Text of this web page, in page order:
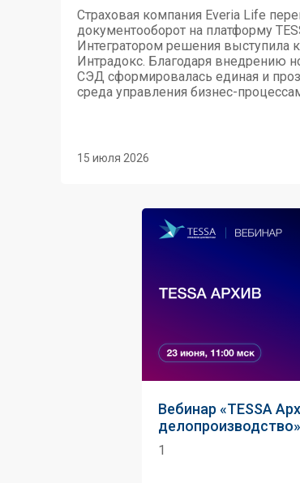
Страховая компания Everia Life
документооборот на платформу
Интегратором решения выступила
Интрадокс. Благодаря внедрению
СЭД сформировалась единая и
среда управления бизнес-
15 июля 2026
Вебинар «TESSA
делопроизводство»
1